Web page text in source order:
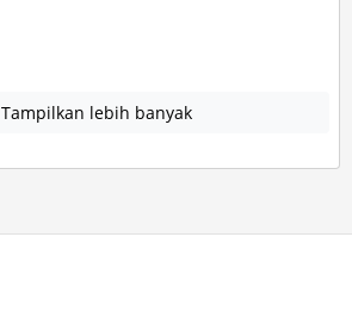
Tampilkan lebih banyak